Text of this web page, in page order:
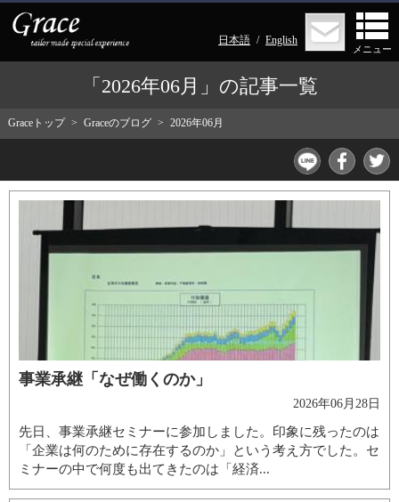
メニュー
日本語 English
「2026年06月」の記事一覧
Graceトップ Graceのブログ 2026年06月
事業承継「なぜ働くのか」
2026年06月28日
先日、事業承継セミナーに参加しました。印象に残ったのは
「企業は何のために存在するのか」という考え方でした。セ
ミナーの中で何度も出てきたのは「経済...